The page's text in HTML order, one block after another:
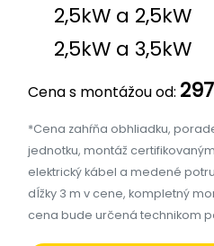
2,5kW a 2,5kW
2,5kW a 3,5kW
Cena s montážou od:
*Cena zahŕňa obhliadku,
jednotku, montáž
elektrický kábel a medené
dĺžky 3 m v cene, kompletný
cena bude určená technikom